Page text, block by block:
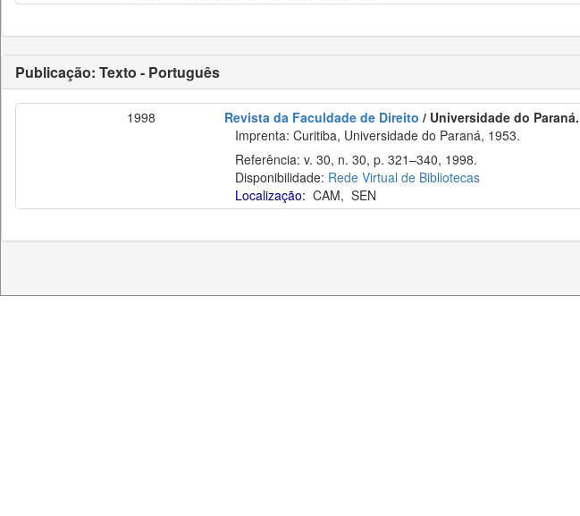
Publicação: Texto - Português
1998 Revista da Faculdade de Direito / Universidade do Paraná.
Imprenta: Curitiba, Universidade do Paraná, 1953.
Referência: v. 30, n. 30, p. 321–340, 1998.
Disponibilidade: Rede Virtual de Bibliotecas
Localização: CAM, SEN